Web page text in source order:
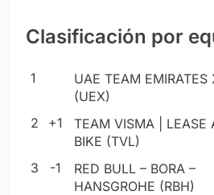
Clasificación por
1
UAE TEAM EMIRATES
(UEX)
2 +1
TEAM VISMA | LEASE
BIKE (TVL)
3 -1
RED BULL – BORA –
HANSGROHE (RBH)